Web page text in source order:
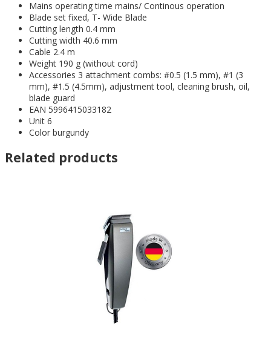
Mains operating time mains/ Continous operation
Blade set fixed, T- Wide Blade
Cutting length 0.4 mm
Cutting width 40.6 mm
Cable 2.4 m
Weight 190 g (without cord)
Accessories 3 attachment combs: #0.5 (1.5 mm), #1 (3
mm), #1.5 (4.5mm), adjustment tool, cleaning brush, oil,
blade guard
EAN 5996415033182
Unit 6
Color burgundy
Related products